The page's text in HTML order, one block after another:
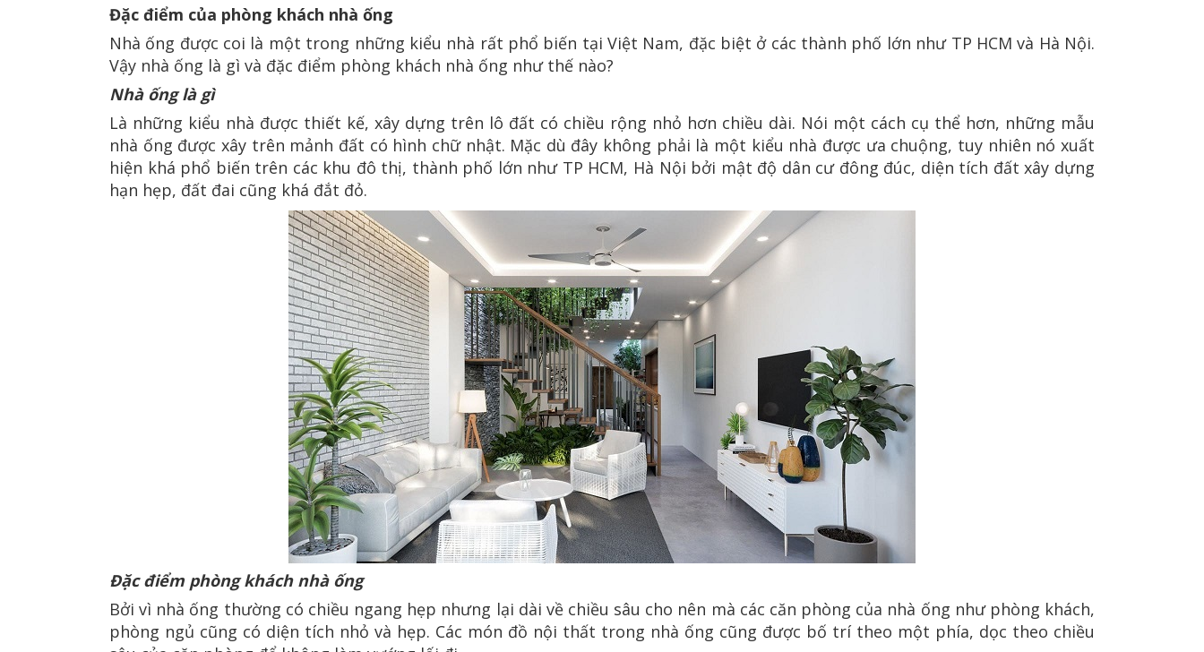
Đặc điểm của phòng khách nhà ống
Nhà ống được coi là một trong những kiểu nhà rất phổ biến tại Việt Nam, đặc biệt ở các thành phố lớn như TP HCM và Hà Nội.
Vậy nhà ống là gì và đặc điểm phòng khách nhà ống như thế nào?
Nhà ống là gì
Là những kiểu nhà được thiết kế, xây dựng trên lô đất có chiều rộng nhỏ hơn chiều dài. Nói một cách cụ thể hơn, những mẫu
nhà ống được xây trên mảnh đất có hình chữ nhật. Mặc dù đây không phải là một kiểu nhà được ưa chuộng, tuy nhiên nó xuất
hiện khá phổ biến trên các khu đô thị, thành phố lớn như TP HCM, Hà Nội bởi mật độ dân cư đông đúc, diện tích đất xây dựng
hạn hẹp, đất đai cũng khá đắt đỏ.
Đặc điểm phòng khách nhà ống
Bởi vì nhà ống thường có chiều ngang hẹp nhưng lại dài về chiều sâu cho nên mà các căn phòng của nhà ống như phòng khách,
phòng ngủ cũng có diện tích nhỏ và hẹp. Các món đồ nội thất trong nhà ống cũng được bố trí theo một phía, dọc theo chiều